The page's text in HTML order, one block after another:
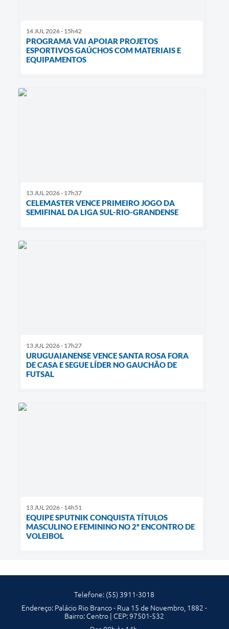
14 JUL 2026 - 15h42
PROGRAMA VAI APOIAR PROJETOS
ESPORTIVOS GAÚCHOS COM MATERIAIS E
EQUIPAMENTOS
13 JUL 2026 - 17h37
CELEMASTER VENCE PRIMEIRO JOGO DA
SEMIFINAL DA LIGA SUL-RIO-GRANDENSE
13 JUL 2026 - 17h27
URUGUAIANENSE VENCE SANTA ROSA FORA
DE CASA E SEGUE LÍDER NO GAUCHÃO DE
FUTSAL
13 JUL 2026 - 14h51
EQUIPE SPUTNIK CONQUISTA TÍTULOS
MASCULINO E FEMININO NO 2º ENCONTRO DE
VOLEIBOL
Telefone: (55) 3911-3018
Endereço: Palácio Rio Branco - Rua 15 de Novembro, 1882 -
Bairro: Centro | CEP: 97501-532